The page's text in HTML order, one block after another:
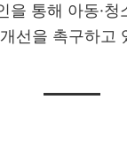
을 통해 아동·
선을 촉구하고